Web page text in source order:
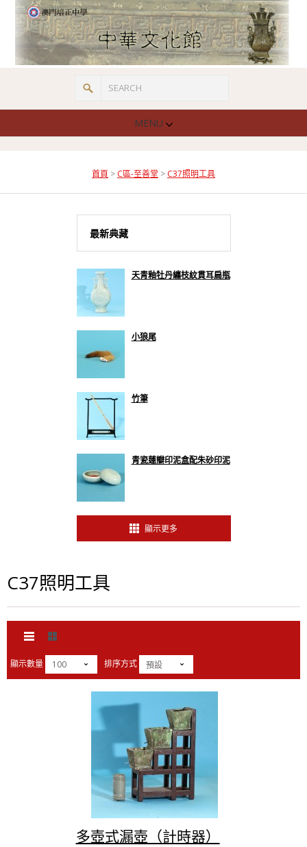
MENU
首頁 > C區-至善堂 > C37照明工具
最新典藏
天青釉牡丹纏枝紋貫耳扁瓶
小狼尾
竹筆
青瓷蓮瓣印泥盒配朱砂印泥
顯示更多
C37照明工具
顯示數量 100 排序方式 預設
多壺式漏壺（計時器）